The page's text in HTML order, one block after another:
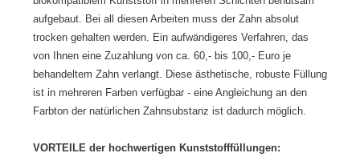
aufgebaut. Bei all diesen Arbeiten muss der Zahn absolut
trocken gehalten werden. Ein aufwändigeres Verfahren, das
von Ihnen eine Zuzahlung von ca. 60,- bis 100,- Euro je
behandeltem Zahn verlangt. Diese ästhetische, robuste Füllung
ist in mehreren Farben verfügbar - eine Angleichung an den
Farbton der natürlichen Zahnsubstanz ist dadurch möglich.
VORTEILE der hochwertigen Kunststofffüllungen: